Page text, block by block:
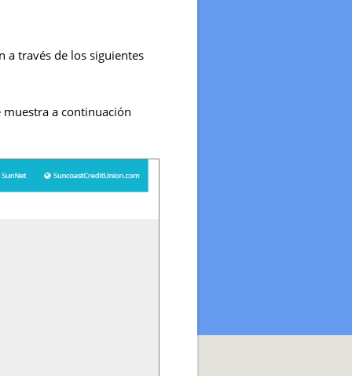
a través de los siguientes
a continuación